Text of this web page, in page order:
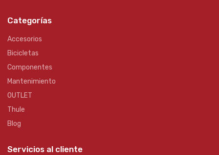
Categorías
Accesorios
Bicicletas
Componentes
Mantenimiento
OUTLET
Thule
Blog
Servicios al cliente